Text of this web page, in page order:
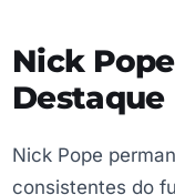
Nick
Destaque
Nick Pope
consistentes do